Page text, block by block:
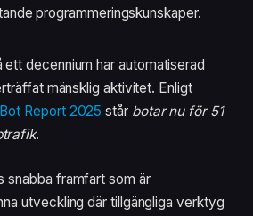
programmeringskunskaper.
ett decennium har automatiserad
mänsklig aktivitet. Enligt
Bot Report 2025står botar nu för 51
.
snabba framfart som är
utveckling där tillgängliga verktyg